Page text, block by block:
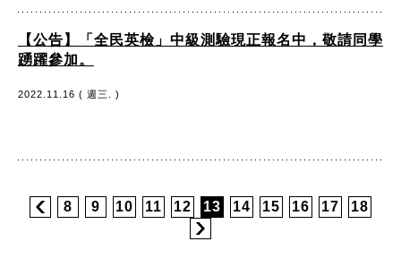
【公告】「全民英檢」中級測驗現正報名中，敬請同學
踴躍參加。
2022.11.16 ( 週三. )
8 9 10 11 12 13 14 15 16 17 18